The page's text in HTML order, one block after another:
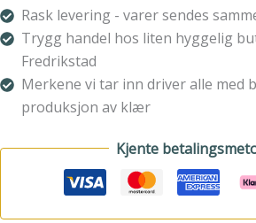
Rask levering - varer sendes
Trygg handel hos liten hyggelig
Fredrikstad
Merkene vi tar inn driver alle
produksjon av klær
Kjente